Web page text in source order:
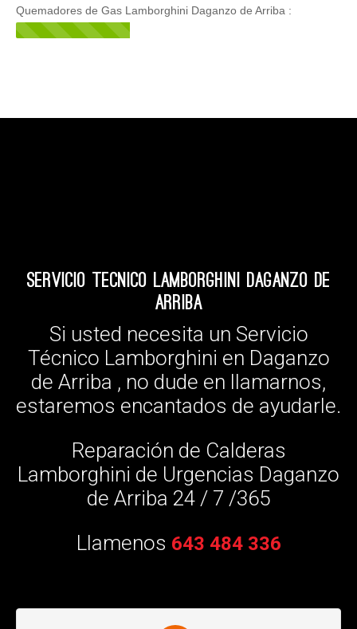
Quemadores de Gas Lamborghini Daganzo de Arriba :
Servicio Tecnico Lamborghini Daganzo de
Arriba
Si usted necesita un Servicio
Técnico Lamborghini en Daganzo
de Arriba , no dude en llamarnos,
estaremos encantados de ayudarle.
Reparación de Calderas
Lamborghini de Urgencias Daganzo
de Arriba 24 / 7 /365
Llamenos 643 484 336